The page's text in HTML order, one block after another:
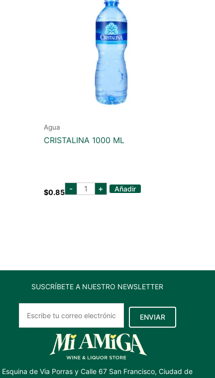
Agua
CRISTALINA 1000 ML
$0.85 - cristalina
1000
+ Añadir
SUSCRÍBETE A NUESTRO NEWSLETTER
ENVIAR
Esquina de Via Porras y Calle 67 San Francisco, Ciudad de